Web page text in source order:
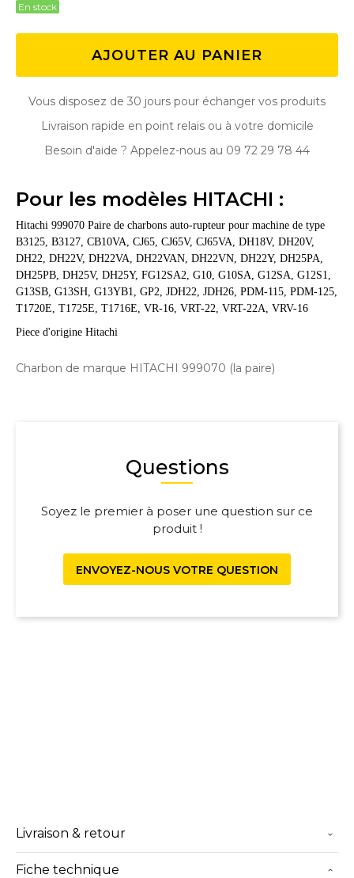
En stock
AJOUTER AU PANIER
Vous disposez de 30 jours pour échanger vos produits
Livraison rapide en point relais ou à votre domicile
Besoin d'aide ? Appelez-nous au 09 72 29 78 44
Pour les modèles HITACHI :
Hitachi 999070 Paire de charbons auto-rupteur pour machine de type
B3125, B3127, CB10VA, CJ65, CJ65V, CJ65VA, DH18V, DH20V,
DH22, DH22V, DH22VA, DH22VAN, DH22VN, DH22Y, DH25PA,
DH25PB, DH25V, DH25Y, FG12SA2, G10, G10SA, G12SA, G12S1,
G13SB, G13SH, G13YB1, GP2, JDH22, JDH26, PDM-115, PDM-125,
T1720E, T1725E, T1716E, VR-16, VRT-22, VRT-22A, VRV-16
Piece d'origine Hitachi
Charbon de marque HITACHI 999070 (la paire)
Questions
Soyez le premier à poser une question sur ce
produit !
ENVOYEZ-NOUS VOTRE QUESTION
Livraison & retour
Fiche technique